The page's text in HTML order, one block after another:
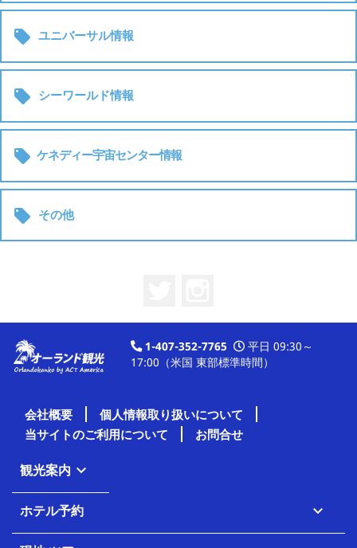
 ユニバーサル情報
 シーワールド情報
 ケネディー宇宙センター情報
 その他
1-407-352-7765
平日 09:30～
17:00（米国 東部標準時間）
会社概要
個人情報取り扱いについて
当サイトのご利用について
お問合せ
観光案内 
ホテル予約 